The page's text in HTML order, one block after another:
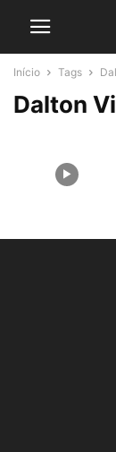
Início Tags
Dalton